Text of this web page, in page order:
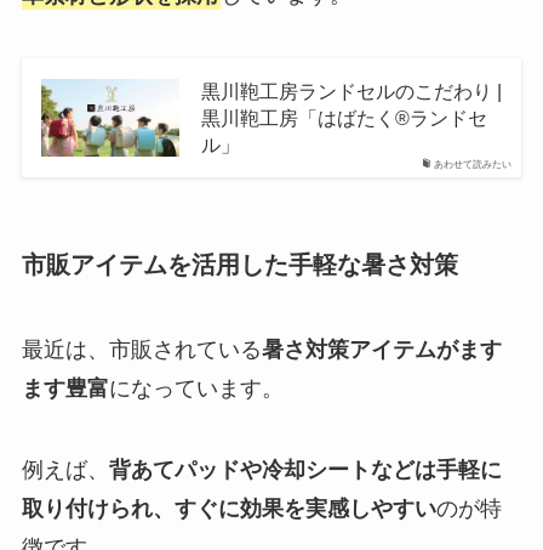
あわせて読みたい
黒川鞄工房ランドセルのこだわり |
黒川鞄工房「はばたく®ランドセ
ル」
市販アイテムを活用した手軽な暑さ対策
最近は、市販されている暑さ対策アイテムがます
ます豊富になっています。
例えば、 背あてパッドや冷却シートなどは手軽に
取り付けられ、すぐに効果を実感しやすいのが特